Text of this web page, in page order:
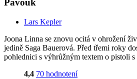
Pavouk
Lars Kepler
Joona Linna se znovu ocitá v ohrožení
jedině Saga Bauerová. Před třemi roky
pohlednici s výhrůžným textem o pistoli s
4,4 70 hodnotení